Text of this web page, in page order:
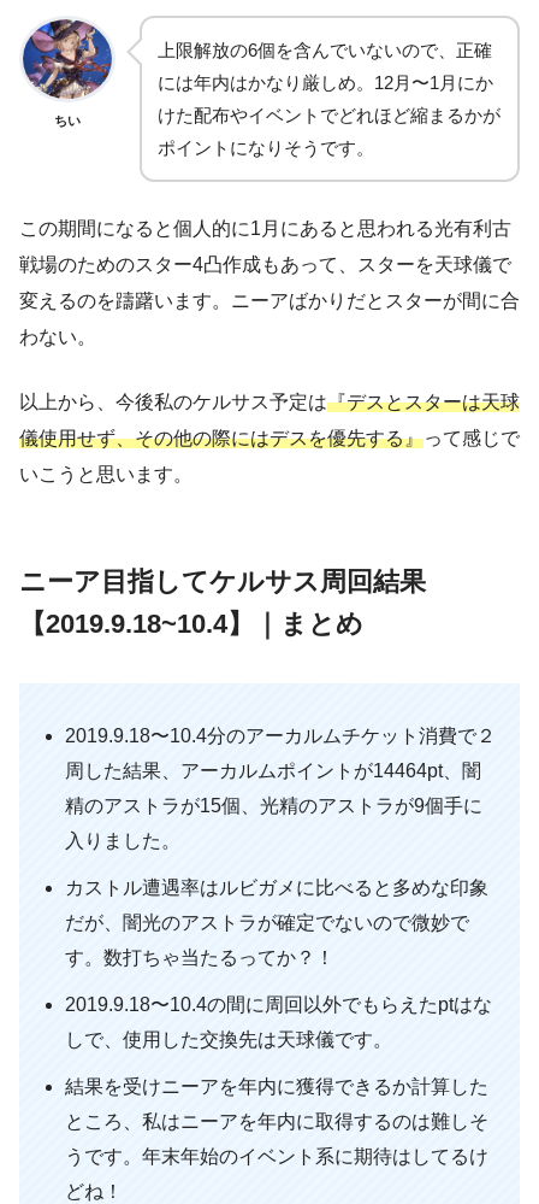
ちい
上限解放の6個を含んでいないので、正確
には年内はかなり厳しめ。12月〜1月にか
けた配布やイベントでどれほど縮まるかが
ポイントになりそうです。
この期間になると個人的に1月にあると思われる光有利古
戦場のためのスター4凸作成もあって、スターを天球儀で
変えるのを躊躇います。ニーアばかりだとスターが間に合
わない。
以上から、今後私のケルサス予定は『デスとスターは天球
儀使用せず、その他の際にはデスを優先する』って感じで
いこうと思います。
ニーア目指してケルサス周回結果
【2019.9.18~10.4】｜まとめ
2019.9.18〜10.4分のアーカルムチケット消費で２
周した結果、アーカルムポイントが14464pt、闇
精のアストラが15個、光精のアストラが9個手に
入りました。
カストル遭遇率はルビガメに比べると多めな印象
だが、闇光のアストラが確定でないので微妙で
す。数打ちゃ当たるってか？！
2019.9.18〜10.4の間に周回以外でもらえたptはな
しで、使用した交換先は天球儀です。
結果を受けニーアを年内に獲得できるか計算した
ところ、私はニーアを年内に取得するのは難しそ
うです。年末年始のイベント系に期待はしてるけ
どね！